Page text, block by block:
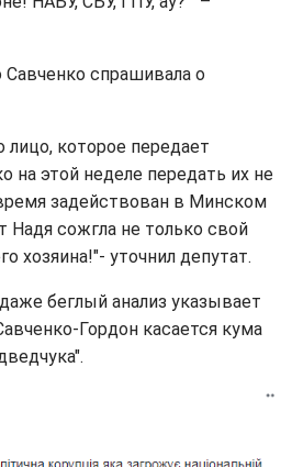
спрашивала о
лицо, которое передает
на этой неделе передать их не
задействован в Минском
Надя сожгла не только свой
хозяина!"- уточнил депутат.
беглый анализ указывает
Гордон касается кума